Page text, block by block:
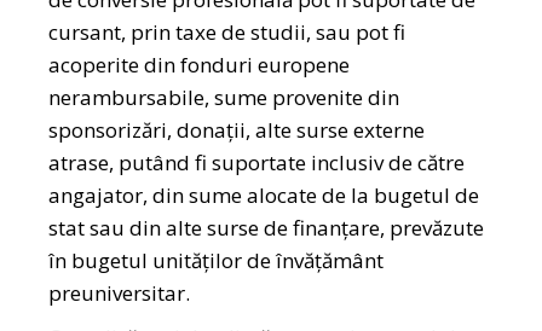
cursant, prin taxe de studii, sau pot fi
acoperite din fonduri europene
nerambursabile, sume provenite din
sponsorizări, donații, alte surse externe
atrase, putând fi suportate inclusiv de către
angajator, din sume alocate de la bugetul de
stat sau din alte surse de finanțare, prevăzute
în bugetul unităților de învățământ
preuniversitar.